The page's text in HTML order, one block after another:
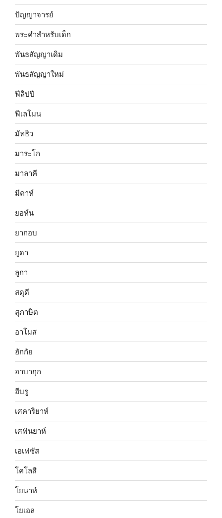
ปัญญาจารย์
พระคำสำหรับเด็ก
พันธสัญญาเดิม
พันธสัญญาใหม่
ฟีลิปปี
ฟีเลโมน
มัทธิว
มาระโก
มาลาคี
มีคาห์
ยอห์น
ยากอบ
ยูดา
ลูกา
สดุดี
สุภาษิต
อาโมส
ฮักกัย
ฮาบากุก
ฮีบรู
เศคาริยาห์
เศฟันยาห์
เอเฟซัส
โคโลสี
โยนาห์
โยเอล